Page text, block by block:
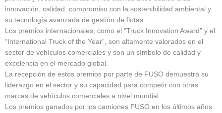
innovación, calidad, compromiso con la sostenibilidad ambiental y
su tecnología avanzada de gestión de flotas.
Los premios internacionales, como el “Truck Innovation Award” y el
“International Truck of the Year”, son altamente valorados en el
sector de vehículos comerciales y son un símbolo de calidad y
excelencia en el mercado global.
La recepción de estos premios por parte de FUSO demuestra su
liderazgo en el sector y su capacidad para competir con otras
marcas de vehículos comerciales a nivel mundial.
Los premios ganados por los camiones FUSO en los últimos años